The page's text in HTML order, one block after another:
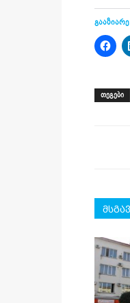
Click
to
in
new
ᲗᲔᲒᲔᲑᲘ